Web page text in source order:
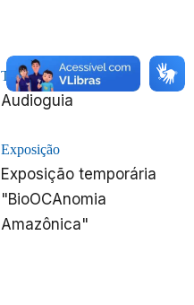
Tipologia
Audioguia
Exposição
Exposição temporária
"BioOCAnomia
Amazônica"